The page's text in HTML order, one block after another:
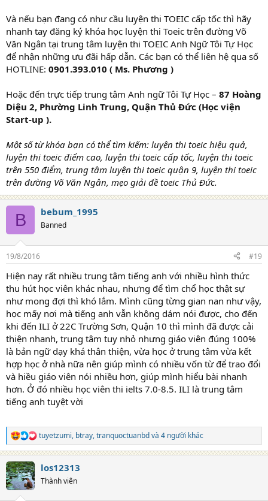
Và nếu bạn đang có như cầu luyện thi TOEIC cấp tốc thì hãy
nhanh tay đăng ký khóa học luyện thi Toeic trên đường Võ
Văn Ngân tại trung tâm luyện thi TOEIC Anh Ngữ Tôi Tự Học
để nhận những ưu đãi hấp dẫn. Các bạn có thể liên hệ qua số
HOTLINE: 0901.393.010 ( Ms. Phương )
Hoặc đến trực tiếp trung tâm Anh ngữ Tôi Tự Học – 87 Hoàng
Diệu 2, Phường Linh Trung, Quận Thủ Đức (Học viện
Start-up ).
Một số từ khóa bạn có thể tìm kiếm: luyện thi toeic hiệu quả,
luyện thi toeic điểm cao, luyện thi toeic cấp tốc, luyện thi toeic
trên 550 điểm, trung tâm luyện thi toeic quận 9, luyện thi toeic
trên đường Võ Văn Ngân, mẹo giải đề toeic Thủ Đức.
B bebum_1995
Banned
19/8/2016 #19
Hiện nay rất nhiều trung tâm tiếng anh với nhiều hình thức
thu hút học viên khác nhau, nhưng để tìm chổ học thật sự
như mong đợi thì khó lắm. Mình cũng từng gian nan như vậy,
học mấy nơi mà tiếng anh vẫn không dám nói được, cho đến
khi đến ILI ở 22C Trường Sơn, Quận 10 thì mình đã được cải
thiện nhanh, trung tâm tuy nhỏ nhưng giáo viên đúng 100%
là bản ngữ dạy khá thân thiện, vừa học ở trung tâm vừa kết
hợp học ở nhà nữa nên giúp mình có nhiều vốn từ để trao đổi
và hiều giáo viên nói nhiều hơn, giúp mình hiểu bài nhanh
hơn. Ở đó nhiều học viên thi ielts 7.0-8.5. ILI là trung tâm
tiếng anh tuyệt vời